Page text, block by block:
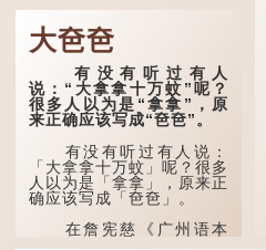
事，以「寥寥安期，虚质高
清」形容空虚无所事事。
唐代《艺文类聚》引晋
孙绰《表哀诗》：「寥寥空
堂，寂寂响户」...
大夿夿
有没有听过有人
说：“大拿拿十万蚊”呢？
很多人以为是“拿拿”，原
来正确应该写成“夿夿”。
有没有听过有人说：
「大拿拿十万蚊」呢？很多
人以为是「拿拿」，原来正
确应该写成「夿夿」。
在詹宪慈《广州语本